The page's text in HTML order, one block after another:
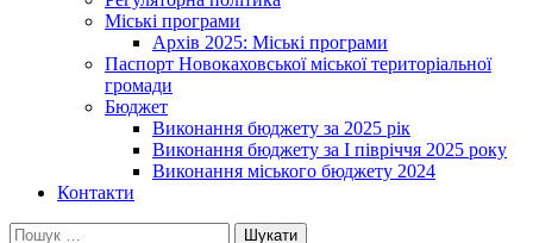
Міські програми
Архів 2025: Міські програми
Паспорт Новокаховської міської територіальної
громади
Бюджет
Виконання бюджету за 2025 рік
Виконання бюджету за І півріччя 2025 року
Виконання міського бюджету 2024
Контакти
Пошук: